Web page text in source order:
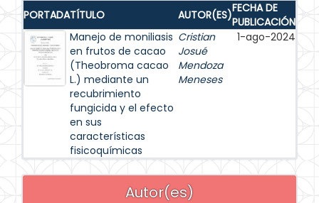
PORTADATÍTULO AUTOR(ES)FECHA DE
PUBLICACIÓN
Manejo de moniliasis
en frutos de cacao
(Theobroma cacao
L.) mediante un
recubrimiento
fungicida y el efecto
en sus
características
fisicoquímicas
Cristian
Josué
Mendoza
Meneses
1-ago-2024
Autor(es)